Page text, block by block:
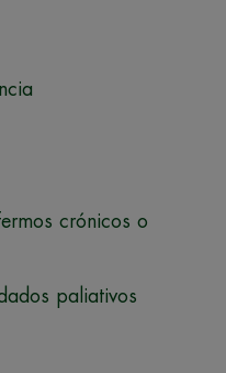
crónicos o
paliativos